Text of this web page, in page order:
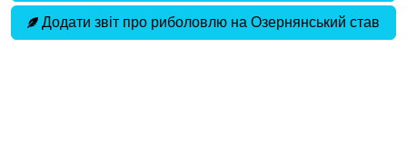
Додати звіт про риболовлю на Озернянський став